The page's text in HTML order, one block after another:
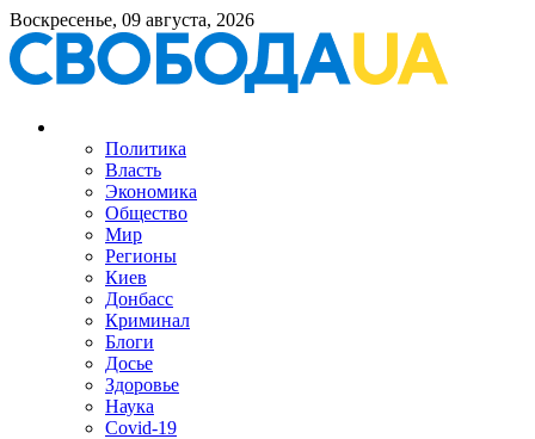
Воскресенье, 09 августа, 2026
Политика
Власть
Экономика
Общество
Мир
Регионы
Киев
Донбасс
Криминал
Блоги
Досье
Здоровье
Наука
Covid-19